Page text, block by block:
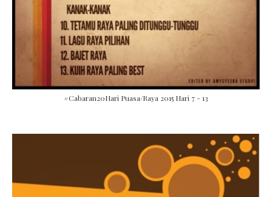
#Cabaran20Hari Puasa/Raya 2015 Hari 7 - 13